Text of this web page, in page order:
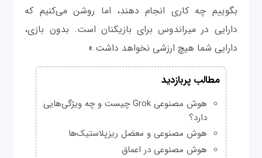
بگوییم چه کاری انجام دهند، اما روشن می‌کنیم که
دارایی در میراندوس برای بازیکنان است. بدون بازی،
دارایی شما هیچ ارزشی نخواهد داشت.»
مطالب پربازدید
هوش مصنوعی Grok چیست و چه ویژگی‌هایی
دارد؟
هوش مصنوعی و معضل ریزپلاستیک‌ها
هوش مصنوعی در اعماق